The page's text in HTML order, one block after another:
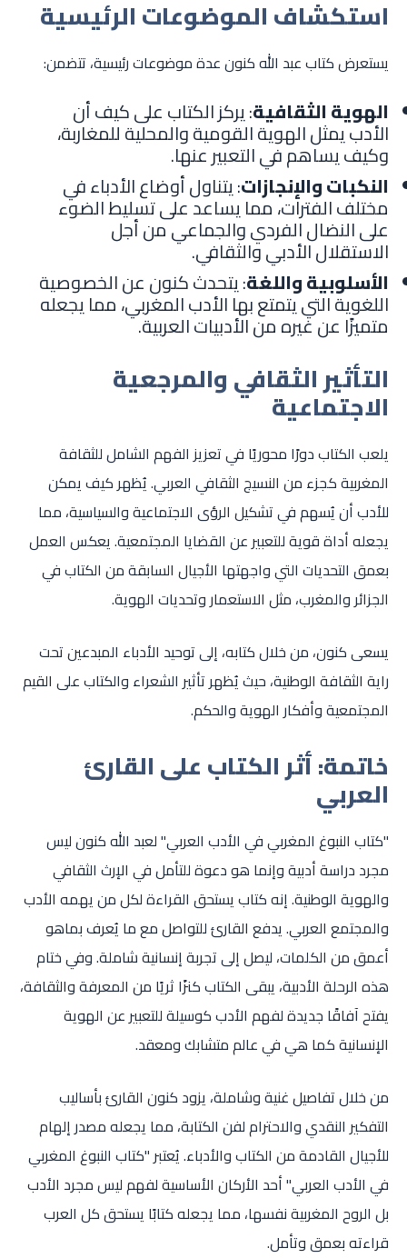
استكشاف الموضوعات الرئيسية
يستعرض كتاب عبد الله كنون عدة موضوعات رئيسية، تتضمن:
الهوية الثقافية: يركز الكتاب على كيف أن
الأدب يمثل الهوية القومية والمحلية للمغاربة،
وكيف يساهم في التعبير عنها.
النكبات والإنجازات: يتناول أوضاع الأدباء في
مختلف الفترات، مما يساعد على تسليط الضوء
على النضال الفردي والجماعي من أجل
الاستقلال الأدبي والثقافي.
الأسلوبية واللغة: يتحدث كنون عن الخصوصية
اللغوية التي يتمتع بها الأدب المغربي، مما يجعله
متميزًا عن غيره من الأدبيات العربية.
التأثير الثقافي والمرجعية
الاجتماعية
يلعب الكتاب دورًا محوريًا في تعزيز الفهم الشامل للثقافة
المغربية كجزء من النسيج الثقافي العربي. يُظهر كيف يمكن
للأدب أن يُسهم في تشكيل الرؤى الاجتماعية والسياسية، مما
يجعله أداة قوية للتعبير عن القضايا المجتمعية. يعكس العمل
بعمق التحديات التي واجهتها الأجيال السابقة من الكتاب في
الجزائر والمغرب، مثل الاستعمار وتحديات الهوية.
يسعى كنون، من خلال كتابه، إلى توحيد الأدباء المبدعين تحت
راية الثقافة الوطنية، حيث يُظهر تأثير الشعراء والكتاب على القيم
المجتمعية وأفكار الهوية والحكم.
خاتمة: أثر الكتاب على القارئ
العربي
"كتاب النبوغ المغربي في الأدب العربي" لعبد الله كنون ليس
مجرد دراسة أدبية وإنما هو دعوة للتأمل في الإرث الثقافي
والهوية الوطنية. إنه كتاب يستحق القراءة لكل من يهمه الأدب
والمجتمع العربي. يدفع القارئ للتواصل مع ما يُعرف بماهو
أعمق من الكلمات، ليصل إلى تجربة إنسانية شاملة. وفي ختام
هذه الرحلة الأدبية، يبقى الكتاب كنزًا ثريًا من المعرفة والثقافة،
يفتح آفاقًا جديدة لفهم الأدب كوسيلة للتعبير عن الهوية
الإنسانية كما هي في عالم متشابك ومعقد.
من خلال تفاصيل غنية وشاملة، يزود كنون القارئ بأساليب
التفكير النقدي والاحترام لفن الكتابة، مما يجعله مصدر إلهام
للأجيال القادمة من الكتاب والأدباء. يُعتبر "كتاب النبوغ المغربي
في الأدب العربي" أحد الأركان الأساسية لفهم ليس مجرد الأدب
بل الروح المغربية نفسها، مما يجعله كتابًا يستحق كل العرب
قراءته بعمق وتأمل.